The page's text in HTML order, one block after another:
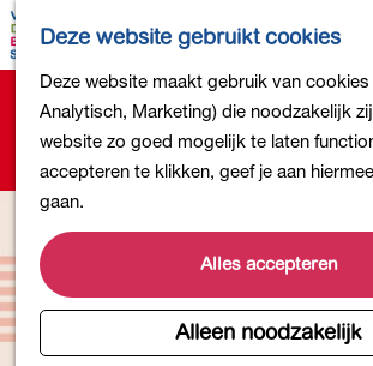
Deze website gebruikt cookies
Deze website maakt gebruik van cookies
Analytisch, Marketing) die noodzakelijk
website zo goed mogelijk te laten
accepteren te klikken, geef je aan
gaan.
Alles accepteren
Alleen noodzakelijk
d
e
h
K
a
r
t
Z
e
k
e
n
e
n
u
Bollen en
Uit eten
DB4daagse
De natuur in
Musea en
Producten
Gezond en
Sorry, deze activiteit is niet meer
Bekijk het
actuele aanbod
voor
opties.